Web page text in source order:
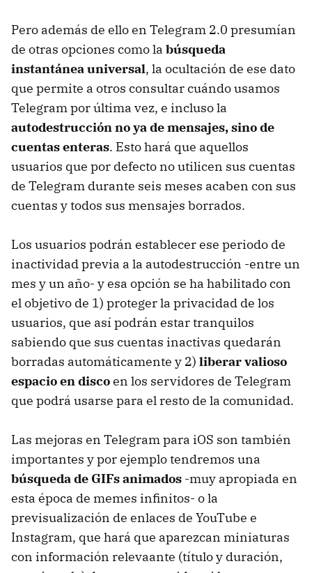
Pero además de ello en Telegram 2.0 presumían
de otras opciones como la búsqueda
instantánea universal, la ocultación de ese dato
que permite a otros consultar cuándo usamos
Telegram por última vez, e incluso la
autodestrucción no ya de mensajes, sino de
cuentas enteras. Esto hará que aquellos
usuarios que por defecto no utilicen sus cuentas
de Telegram durante seis meses acaben con sus
cuentas y todos sus mensajes borrados.
Los usuarios podrán establecer ese periodo de
inactividad previa a la autodestrucción -entre un
mes y un año- y esa opción se ha habilitado con
el objetivo de 1) proteger la privacidad de los
usuarios, que así podrán estar tranquilos
sabiendo que sus cuentas inactivas quedarán
borradas automáticamente y 2) liberar valioso
espacio en discoen los servidores de Telegram
que podrá usarse para el resto de la comunidad.
Las mejoras en Telegram para iOS son también
importantes y por ejemplo tendremos una
búsqueda de GIFs animados -muy apropiada en
esta época de memes infinitos- o la
previsualización de enlaces de YouTube e
Instagram, que hará que aparezcan miniaturas
con información relevaante (título y duración,